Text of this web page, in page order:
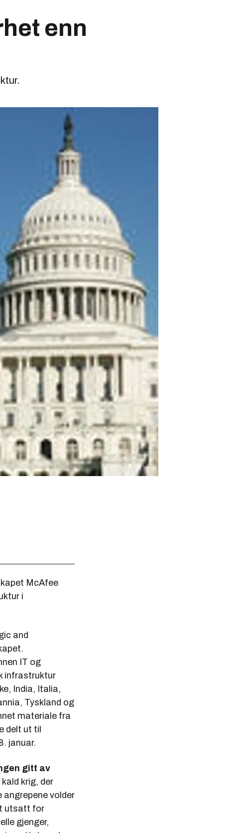
enn
McAfee
i
and
IT og
infrastruktur
India, Italia,
Tyskland og
materiale fra
delt ut til
januar.
gitt av
krig, der
angrepene volder
utsatt for
gjenger,